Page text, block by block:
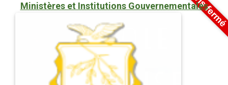
Ministères et Institutions Gouvernementales